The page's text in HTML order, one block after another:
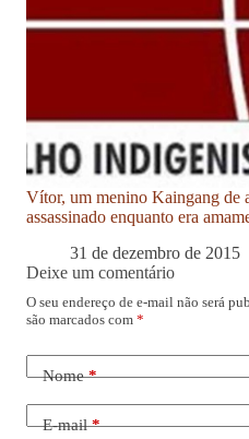
Vítor, um menino Kaingang de
assassinado enquanto era
31 de dezembro de 2015
Deixe um comentário
O seu endereço de e-mail não será
são marcados com *
Nome*
E-mail*